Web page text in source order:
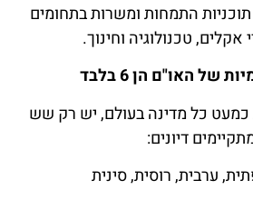
התמחות ומשרות בתחומים
אקלים, טכנולוגיה וחינוך.
שלהאו"ם הן6
בלבד
כמעט כל מדינה בעולם, יש רק שש
דיונים:
ערבית, רוסית, סינית